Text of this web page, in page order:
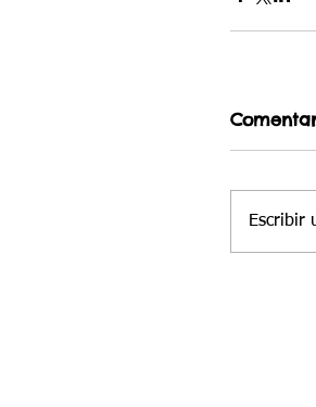
Escribir